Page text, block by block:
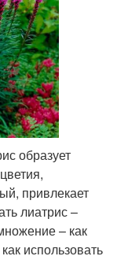
образует
привлекает
лиатрис –
– как
использовать